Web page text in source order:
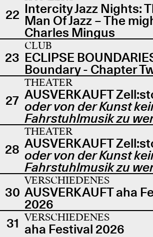
22 Intercity Jazz Nights:
Man Of Jazz – The
Charles Mingus
23
CLUB
ECLIPSE
Boundary - Chapter
27
THEATER
AUSVERKAUFT
oder von der Kunst
Fahrstuhlmusik zu
28
THEATER
AUSVERKAUFT
oder von der Kunst
Fahrstuhlmusik zu
30
VERSCHIEDENES
AUSVERKAUFT aha
2026
31 VERSCHIEDENES
aha Festival 2026